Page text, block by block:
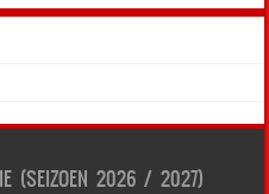
(SEIZOEN 2026 / 2027)